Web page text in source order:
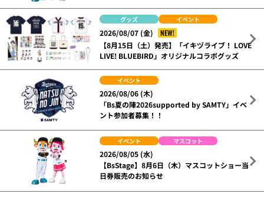
グッズ イベント
2026/08/07 (金)
NEW!
【8月15日（土）発売】「イキヅライブ！ LOVE
LIVE! BLUEBIRD」オリジナルコラボグッズ
イベント
2026/08/06 (木)
「Bs夏の陣2026supported by SAMTY」イベ
ント参加者募集！！
イベント マスコット
2026/08/05 (水)
【BsStage】8月6日（木）マスコットショー当
日券販売のお知らせ